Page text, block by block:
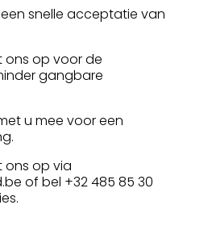
snelle acceptatie van
op voor de
gangbare
u mee voor een
ons op via
of bel +32 485 85 30